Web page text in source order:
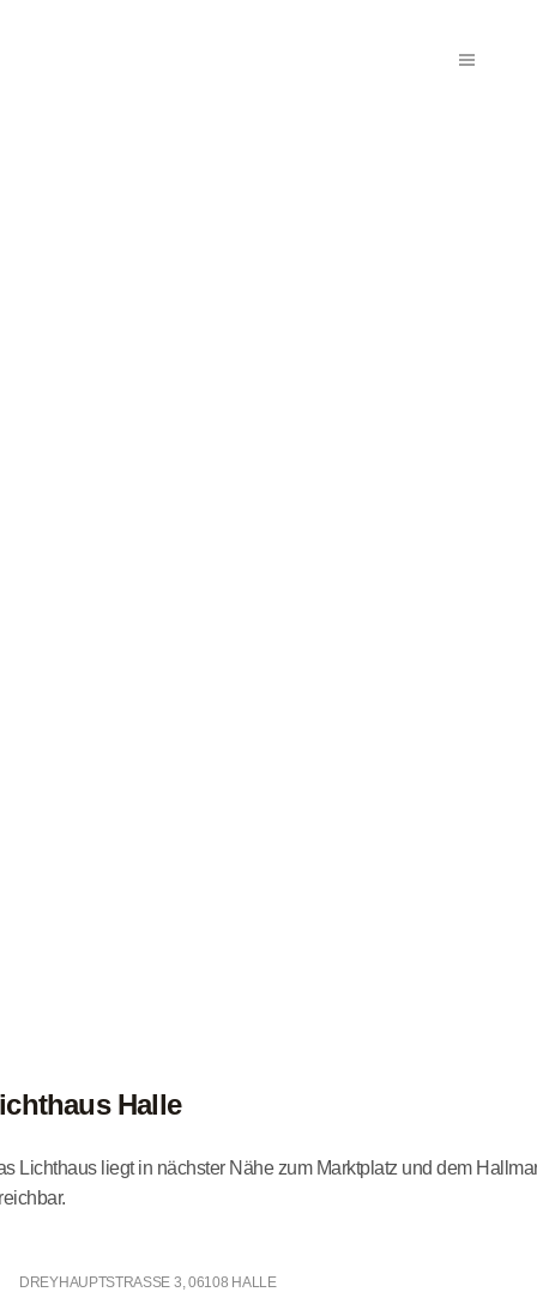
Halle
Lichthaus liegt in nächster Nähe zum Marktplatz und dem
DREYHAUPTSTRASSE 3, 06108 HALLE